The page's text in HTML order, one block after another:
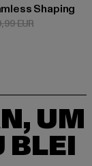
Shaping
34,99 EUR
EURAktionspreis:
UM
BLEI